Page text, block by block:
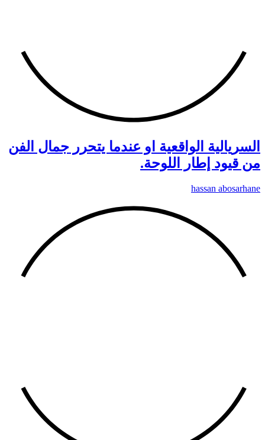
السريالية الواقعية او عندما يتحرر جمال الفن
من قيود إطار اللوحة.
hassan abosarhane